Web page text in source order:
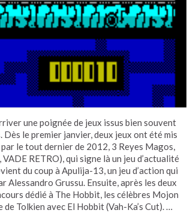
une poignée de jeux issus bien souvent
le premier janvier, deux jeux ont été mis
le tout dernier de 2012, 3 Reyes Magos,
RETRO), qui signe là un jeu d’actualité
du coup à Apulija-13, un jeu d’action qui
Alessandro Grussu. Ensuite, après les deux
dédié à The Hobbit, les célèbres Mojon
Tolkien avec El Hobbit (Vah-Ka’s Cut). …